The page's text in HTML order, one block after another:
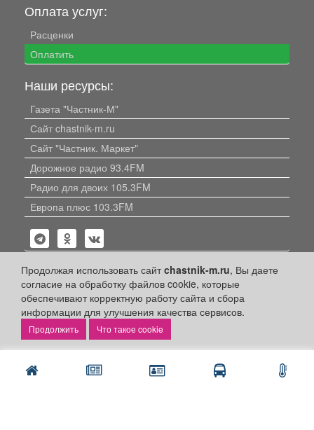
Продолжая использовать сайтchastnik-m.ru, Вы даете
согласие на обработку файлов cookie, которые
обеспечивают корректную работу сайта и сбора
информации для улучшения качества сервисов.
Что такое cookie
Оплата услуг:
Расценки
Оплатить
Наши ресурсы:
Газета "Частник-М"
Сайт chastnik-m.ru
Сайт "Частник. Маркет"
Дорожное радио 93.4FM
Радио для двоих 105.3FM
Европа плюс 103.3FM
Политика конфиденциальности
Публикации с пометкой «Реклама», «На правах рекламы»,
«Партнёрский проект» оплачены рекламодателем.
объявлениях.